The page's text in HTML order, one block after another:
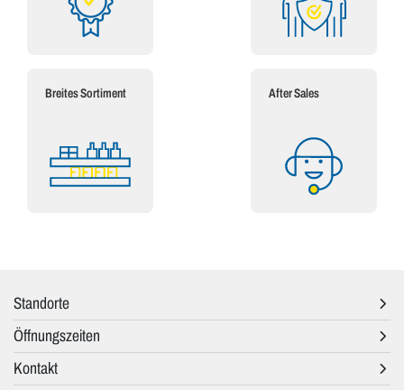
Breites Sortiment After Sales
Standorte
Öffnungszeiten
Kontakt